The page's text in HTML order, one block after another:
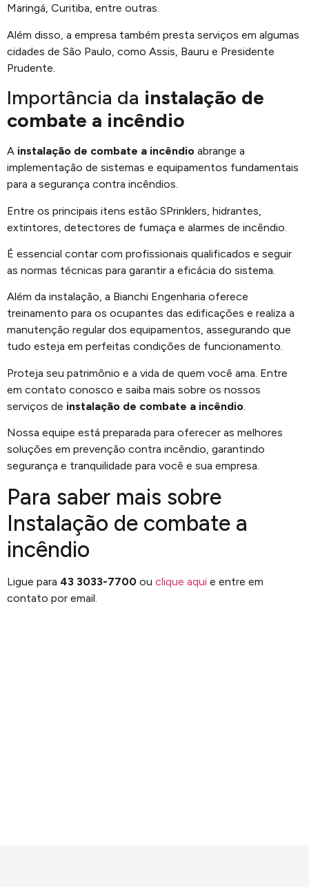
Maringá, Curitiba, entre outras.
Além disso, a empresa também presta serviços em algumas
cidades de São Paulo, como Assis, Bauru e Presidente
Prudente.
Importância da instalação de
combate a incêndio
A instalação de combate a incêndio abrange a
implementação de sistemas e equipamentos fundamentais
para a segurança contra incêndios.
Entre os principais itens estão SPrinklers, hidrantes,
extintores, detectores de fumaça e alarmes de incêndio.
É essencial contar com profissionais qualificados e seguir
as normas técnicas para garantir a eficácia do sistema.
Além da instalação, a Bianchi Engenharia oferece
treinamento para os ocupantes das edificações e realiza a
manutenção regular dos equipamentos, assegurando que
tudo esteja em perfeitas condições de funcionamento.
Proteja seu patrimônio e a vida de quem você ama. Entre
em contato conosco e saiba mais sobre os nossos
serviços de instalação de combate a incêndio
Nossa equipe está preparada para oferecer as melhores
soluções em prevenção contra incêndio, garantindo
segurança e tranquilidade para você e sua empresa.
Para saber mais sobre
Instalação de combate a
incêndio
Ligue para 43 3033-7700 ou clique aqui e entre em
contato por email.